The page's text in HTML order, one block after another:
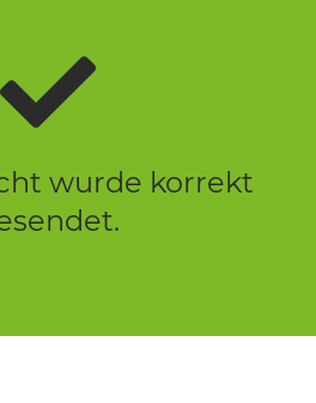
wurde korrekt